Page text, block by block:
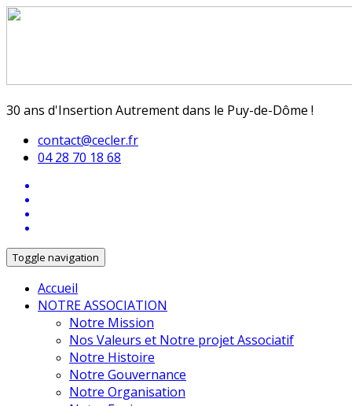
30 ans d'Insertion Autrement dans le Puy-de-Dôme !
contact@cecler.fr
04 28 70 18 68
Toggle navigation
Accueil
NOTRE ASSOCIATION
Notre Mission
Nos Valeurs et Notre projet Associatif
Notre Histoire
Notre Gouvernance
Notre Organisation